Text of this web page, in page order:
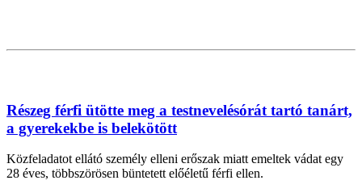
Részeg férfi ütötte meg a testnevelésórát tartó tanárt,
a gyerekekbe is belekötött
Közfeladatot ellátó személy elleni erőszak miatt emeltek vádat egy
28 éves, többszörösen büntetett előéletű férfi ellen.